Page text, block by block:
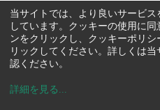
当サイトでは、より良いサービ
しています。クッキーの使用に
ンをクリックし、クッキーポリ
リックしてください。詳しくは当
認ください。
詳細を見る ...